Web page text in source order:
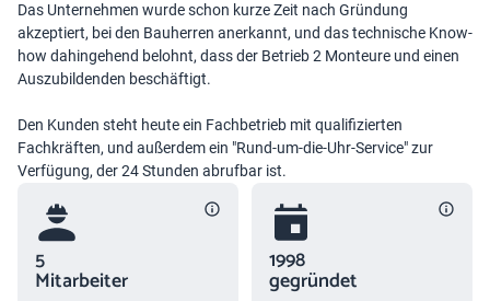
Das Unternehmen wurde schon kurze Zeit nach Gründung
akzeptiert, bei den Bauherren anerkannt, und das technische Know-
how dahingehend belohnt, dass der Betrieb 2 Monteure und einen
Auszubildenden beschäftigt.
Den Kunden steht heute ein Fachbetrieb mit qualifizierten
Fachkräften, und außerdem ein "Rund-um-die-Uhr-Service" zur
Verfügung, der 24 Stunden abrufbar ist.
5
Mitarbeiter
1998
gegründet